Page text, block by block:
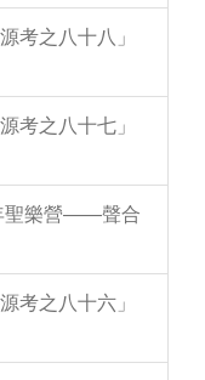
考之八十八」
考之八十七」
聖樂營——聲合
考之八十六」